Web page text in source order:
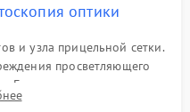
оптики
и узла прицельной сетки.
просветляющего
Бережная очистка стекол
гравированной